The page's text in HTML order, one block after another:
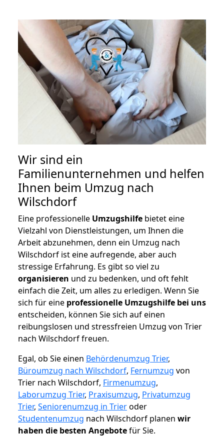
Wir sind ein
Familienunternehmen und helfen
Ihnen beim Umzug nach
Wilschdorf
Eine professionelle Umzugshilfe bietet eine
Vielzahl von Dienstleistungen, um Ihnen die
Arbeit abzunehmen, denn ein Umzug nach
Wilschdorf ist eine aufregende, aber auch
stressige Erfahrung. Es gibt so viel zu
organisieren und zu bedenken, und oft fehlt
einfach die Zeit, um alles zu erledigen. Wenn Sie
sich für eine professionelle Umzugshilfe bei uns
entscheiden, können Sie sich auf einen
reibungslosen und stressfreien Umzug von Trier
nach Wilschdorf freuen.
Egal, ob Sie einen Behördenumzug Trier,
Büroumzug nach Wilschdorf, Fernumzug von
Trier nach Wilschdorf, Firmenumzug,
Laborumzug Trier, Praxisumzug, Privatumzug
Trier, Seniorenumzug in Trieroder
Studentenumzug nach Wilschdorf planen wir
haben die besten Angebotefür Sie.